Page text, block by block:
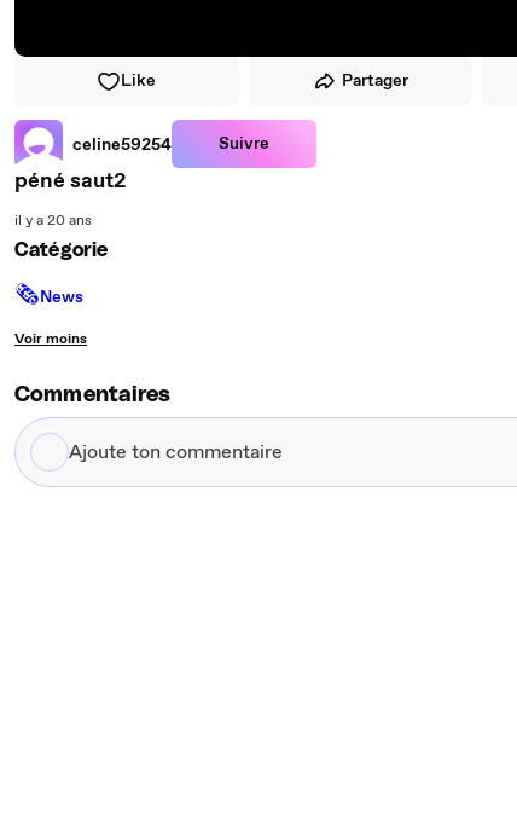
Like Partager
celine59254 Suivre
péné saut2
il y a 20 ans
Catégorie
🗞News
Voir moins
Commentaires
Ajoute
ton